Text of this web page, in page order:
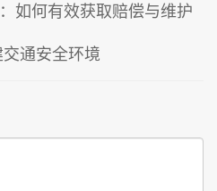
如何有效获取赔偿与维护
通安全环境